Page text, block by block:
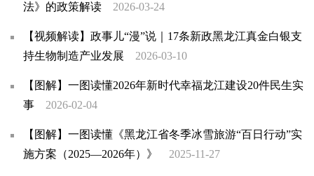
法》的政策解读
2026-03-24
【视频解读】政事儿“漫”说｜17条新政黑龙江真金白银支
持生物制造产业发展
2026-03-10
【图解】一图读懂2026年新时代幸福龙江建设20件民生实
事
2026-02-04
【图解】一图读懂《黑龙江省冬季冰雪旅游“百日行动”实
施方案（2025—2026年）》
2025-11-27